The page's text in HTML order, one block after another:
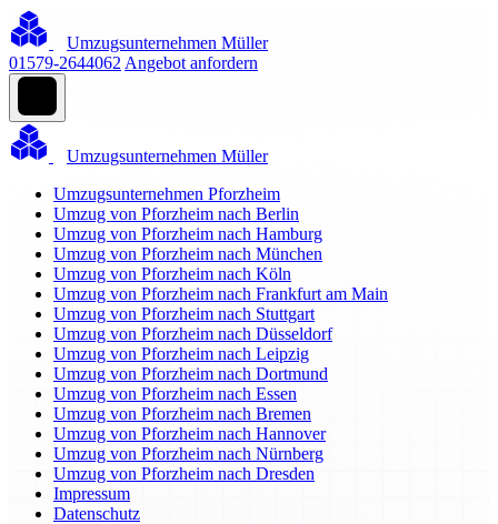
Umzugsunternehmen Müller
01579-2644062 Angebot anfordern
Umzugsunternehmen Müller
Umzugsunternehmen Pforzheim
Umzug von Pforzheim nach Berlin
Umzug von Pforzheim nach Hamburg
Umzug von Pforzheim nach München
Umzug von Pforzheim nach Köln
Umzug von Pforzheim nach Frankfurt am Main
Umzug von Pforzheim nach Stuttgart
Umzug von Pforzheim nach Düsseldorf
Umzug von Pforzheim nach Leipzig
Umzug von Pforzheim nach Dortmund
Umzug von Pforzheim nach Essen
Umzug von Pforzheim nach Bremen
Umzug von Pforzheim nach Hannover
Umzug von Pforzheim nach Nürnberg
Umzug von Pforzheim nach Dresden
Impressum
Datenschutz